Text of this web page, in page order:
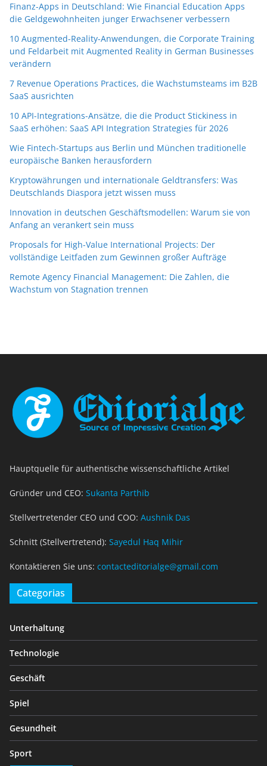
Finanz-Apps in Deutschland: Wie Financial Education Apps
die Geldgewohnheiten junger Erwachsener verbessern
10 Augmented-Reality-Anwendungen, die Corporate Training
und Feldarbeit mit Augmented Reality in German Businesses
verändern
7 Revenue Operations Practices, die Wachstumsteams im B2B
SaaS ausrichten
10 API-Integrations-Ansätze, die die Product Stickiness in
SaaS erhöhen: SaaS API Integration Strategies für 2026
Wie Fintech-Startups aus Berlin und München traditionelle
europäische Banken herausfordern
Kryptowährungen und internationale Geldtransfers: Was
Deutschlands Diaspora jetzt wissen muss
Innovation in deutschen Geschäftsmodellen: Warum sie von
Anfang an verankert sein muss
Proposals for High-Value International Projects: Der
vollständige Leitfaden zum Gewinnen großer Aufträge
Remote Agency Financial Management: Die Zahlen, die
Wachstum von Stagnation trennen
Hauptquelle für authentische wissenschaftliche Artikel
Gründer und CEO: Sukanta Parthib
Stellvertretender CEO und COO: Aushnik Das
Schnitt (Stellvertretend): Sayedul Haq Mihir
Kontaktieren Sie uns: contacteditorialge@gmail.com
Categorias
Unterhaltung
Technologie
Geschäft
Spiel
Gesundheit
Sport